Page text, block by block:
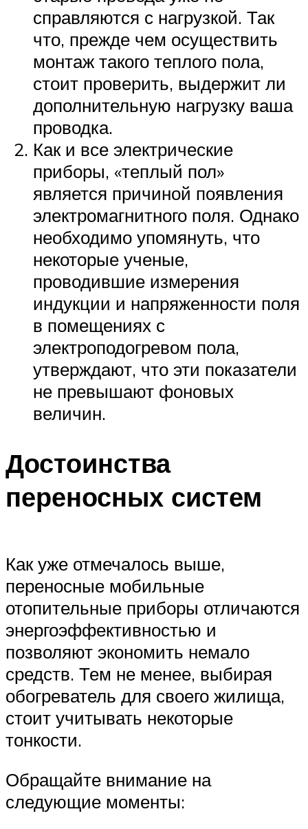
справляются с нагрузкой. Так
что, прежде чем осуществить
монтаж такого теплого пола,
стоит проверить, выдержит ли
дополнительную нагрузку ваша
проводка.
Как и все электрические
приборы, «теплый пол»
является причиной появления
электромагнитного поля. Однако
необходимо упомянуть, что
некоторые ученые,
проводившие измерения
индукции и напряженности поля
в помещениях с
электроподогревом пола,
утверждают, что эти показатели
не превышают фоновых
величин.
Достоинства
переносных систем
Как уже отмечалось выше,
переносные мобильные
отопительные приборы отличаются
энергоэффективностью и
позволяют экономить немало
средств. Тем не менее, выбирая
обогреватель для своего жилища,
стоит учитывать некоторые
тонкости.
Обращайте внимание на
следующие моменты: